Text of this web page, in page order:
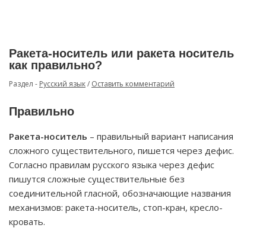
Ракета-носитель или ракета носитель
как правильно?
Раздел - Русский язык/ Оставить комментарий
Правильно
Ракета-носитель – правильный вариант написания
сложного существительного, пишется через дефис.
Согласно правилам русского языка через дефис
пишутся сложные существительные без
соединительной гласной, обозначающие названия
механизмов: ракета-носитель, стоп-кран, кресло-
кровать.